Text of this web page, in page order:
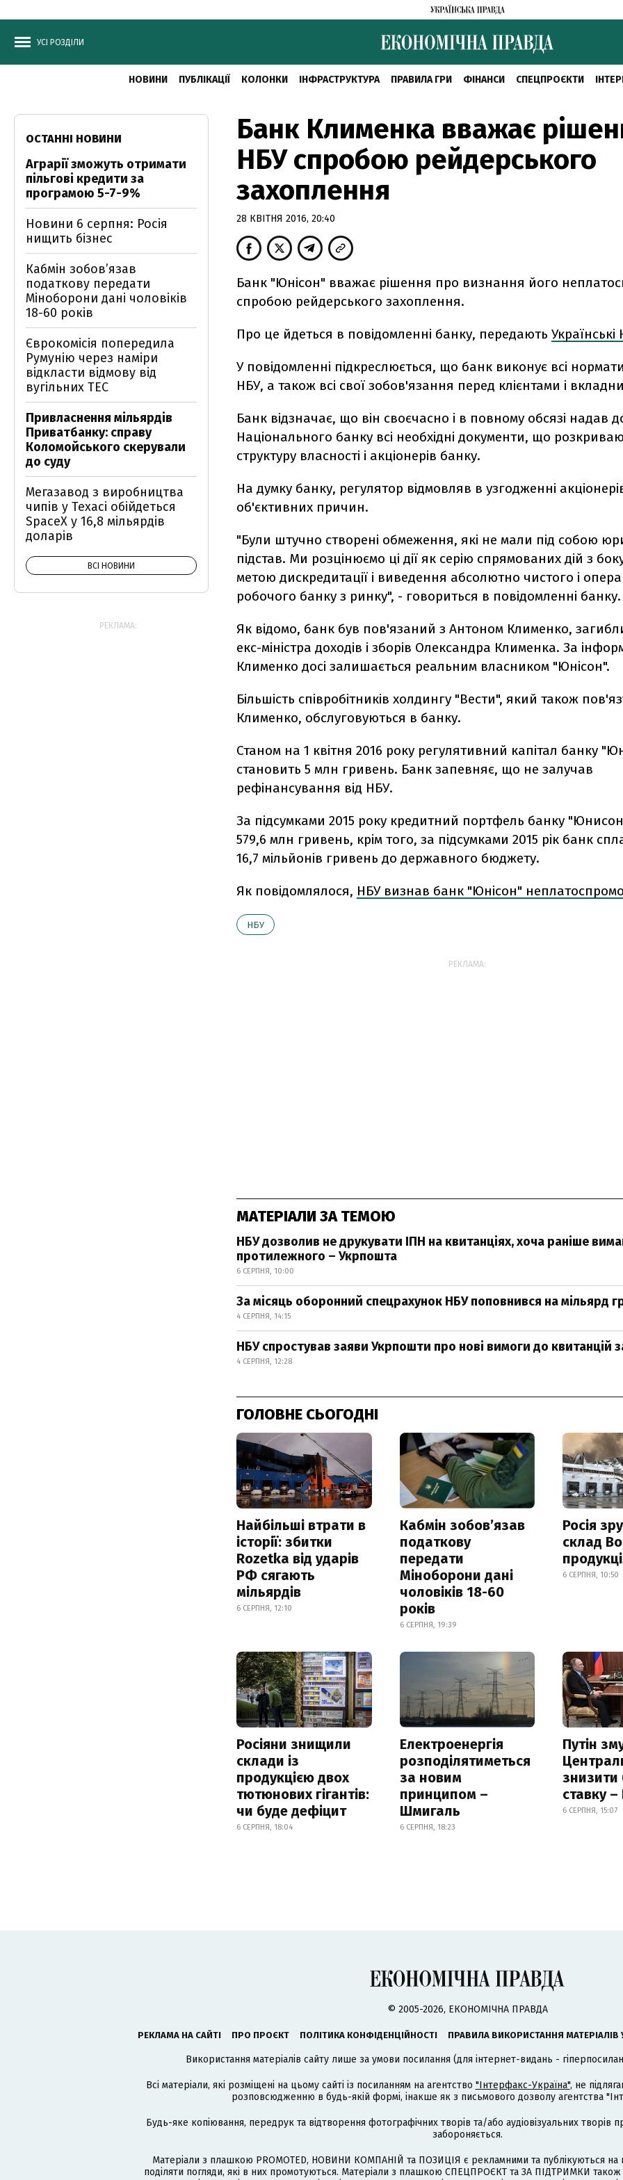
УСІ РОЗДІЛИ
НОВИНИ ПУБЛІКАЦІЇ КОЛОНКИ ІНФРАСТРУКТУРА ПРАВИЛА ГРИ ФІНАНСИ СПЕЦПРОЄКТИ
Банк Клименка вважає
НБУ спробою рейдерського
захоплення
28 КВІТНЯ 2016, 20:40
Банк "Юнісон" вважає рішення про визнання його
спробою рейдерського захоплення.
Про це йдеться в повідомленні банку, передають
У повідомленні підкреслюється, що банк виконує всі
НБУ, а також всі свої зобов'язання перед клієнтами і
Банк відзначає, що він своєчасно і в повному обсязі надав
Національного банку всі необхідні документи, що
структуру власності і акціонерів банку.
На думку банку, регулятор відмовляв в узгодженні
об'єктивних причин.
"Були штучно створені обмеження, які не мали під собою
підстав. Ми розцінюємо ці дії як серію спрямованих дій з
метою дискредитації і виведення абсолютно чистого і
робочого банку з ринку", - говориться в повідомленні банку.
Як відомо, банк був пов'язаний з Антоном Клименко,
екс-міністра доходів і зборів Олександра Клименка. За
Клименко досі залишається реальним власником "Юнісон".
Більшість співробітників холдингу "Вести", який також
Клименко, обслуговуються в банку.
Станом на 1 квітня 2016 року регулятивний капітал банку
становить 5 млн гривень. Банк запевняє, що не залучав
рефінансування від НБУ.
За підсумками 2015 року кредитний портфель банку
579,6 млн гривень, крім того, за підсумками 2015 рік банк
16,7 мільйонів гривень до державного бюджету.
Як повідомлялося, НБУ визнав банк "Юнісон"
НБУ
РЕКЛАМА:
МАТЕРІАЛИ ЗА ТЕМОЮ
НБУ дозволив не друкувати ІПН на квитанціях, хоча раніше
протилежного – Укрпошта
6 СЕРПНЯ, 10:00
За місяць оборонний спецрахунок НБУ поповнився на мільярд
4 СЕРПНЯ, 14:15
НБУ спростував заяви Укрпошти про нові вимоги до квитанцій
4 СЕРПНЯ, 12:28
ГОЛОВНЕ СЬОГОДНІ
Найбільші втрати в
історії: збитки
Rozetka від ударів
РФ сягають
мільярдів
6 СЕРПНЯ, 12:10
Кабмін зобовʼязав
податкову
передати
Міноборони дані
чоловіків 18-60
років
6 СЕРПНЯ, 19:39
Росія
склад
6 СЕРПНЯ, 10:50
Росіяни знищили
склади із
продукцією двох
тютюнових гігантів:
чи буде дефіцит
6 СЕРПНЯ, 18:04
Електроенергія
розподілятиметься
за новим
принципом –
Шмигаль
6 СЕРПНЯ, 18:23
Путін
знизити
ставку
6 СЕРПНЯ, 15:07
ОСТАННІ НОВИНИ
Аграрії зможуть отримати
пільгові кредити за
програмою 5-7-9%
Новини 6 серпня: Росія
нищить бізнес
Кабмін зобовʼязав
податкову передати
Міноборони дані чоловіків
18-60 років
Єврокомісія попередила
Румунію через наміри
відкласти відмову від
вугільних ТЕС
Привласнення мільярдів
Приватбанку: справу
Коломойського скерували
до суду
Мегазавод з виробництва
чипів у Техасі обійдеться
SpaceX у 16,8 мільярдів
доларів
ВСІ НОВИНИ
РЕКЛАМА:
© 2005-2026, ЕКОНОМІЧНА ПРАВДА
РЕКЛАМА НА САЙТІ ПРО ПРОЄКТ ПОЛІТИКА КОНФІДЕНЦІЙНОСТІ ПРАВИЛА ВИКОРИСТАННЯ МАТЕРІАЛІВ
Використання матеріалів сайту лише за умови посилання (для інтернет-видань -
Всі матеріали, які розміщені на цьому сайті із посиланням на агентство "Інтерфакс-Україна", не
розповсюдженню в будь-якій формі, інакше як з письмового дозволу агентства
Будь-яке копіювання, передрук та відтворення фотографічних творів та/або аудіовізуальних
забороняється.
Матеріали з плашкою PROMOTED, НОВИНИ КОМПАНІЙ та ПОЗИЦІЯ є рекламними та публікуються на
поділяти погляди, які в них промотуються. Матеріали з плашкою СПЕЦПРОЄКТ та ЗА ПІДТРИМКИ